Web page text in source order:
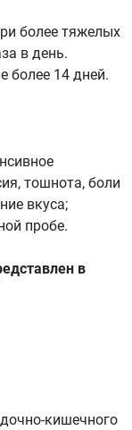
более тяжелых
в день.
более 14 дней.
тошнота, боли
вкуса;
пробе.
в
кишечного